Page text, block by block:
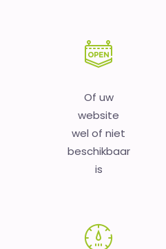
Of uw
website
wel of niet
beschikbaar
is